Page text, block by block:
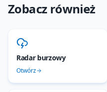
Zobacz również
Radar burzowy
Otwórz